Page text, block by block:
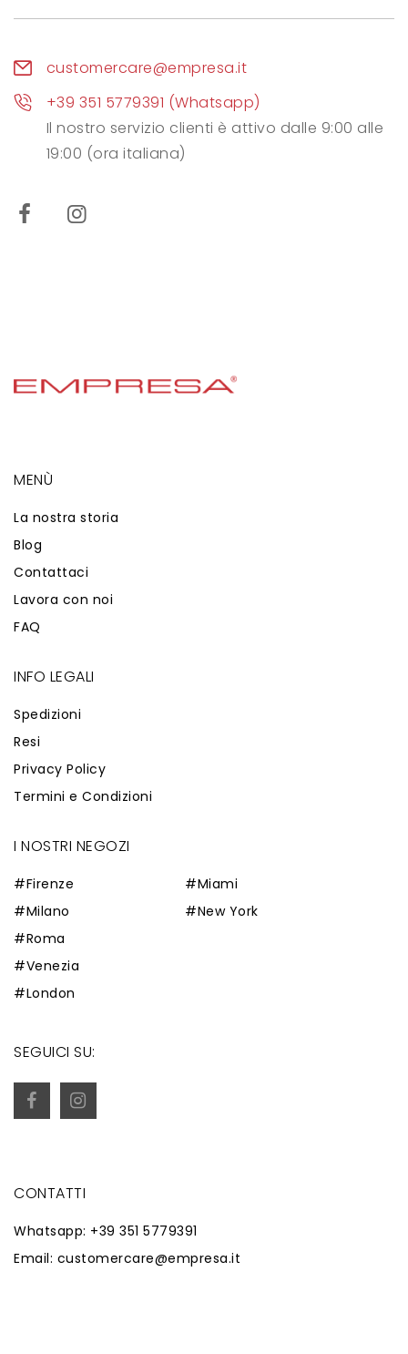
customercare@empresa.it
+39 351 5779391 (Whatsapp)
Il nostro servizio clienti è attivo dalle 9:00 alle
19:00 (ora italiana)
MENÙ
La nostra storia
Blog
Contattaci
Lavora con noi
FAQ
INFO LEGALI
Spedizioni
Resi
Privacy Policy
Termini e Condizioni
I NOSTRI NEGOZI
#Firenze
#Milano
#Roma
#Venezia
#London
#Miami
#New York
SEGUICI SU:
CONTATTI
Whatsapp: +39 351 5779391
Email: customercare@empresa.it